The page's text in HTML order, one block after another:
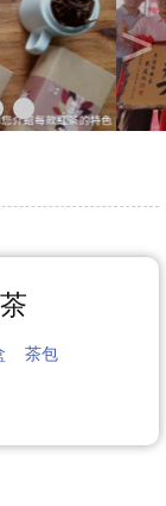
>
茶包